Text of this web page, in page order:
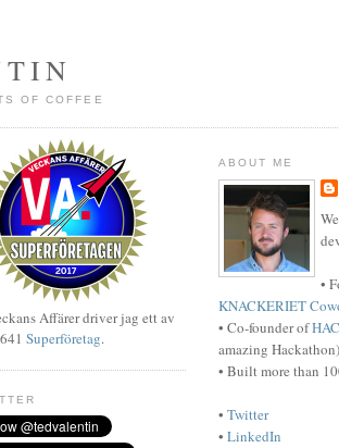
OF COFFEE
ABOUT ME
•
KNACKERIET
• Co-founder of
amazing Hackathon)
• Built more than
• Twitter
• LinkedIn
Affärer driver jag ett av
Superföretag.